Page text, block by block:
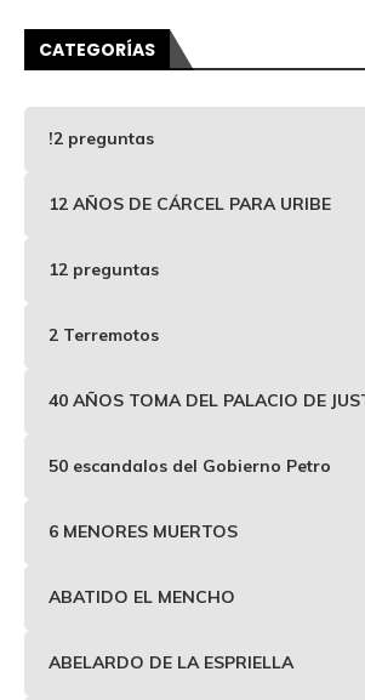
CATEGORÍAS
!2 preguntas
12 AÑOS DE CÁRCEL PARA URIBE
12 preguntas
2 Terremotos
40 AÑOS TOMA DEL PALACIO DE
50 escandalos del Gobierno Petro
6 MENORES MUERTOS
ABATIDO EL MENCHO
ABELARDO DE LA ESPRIELLA